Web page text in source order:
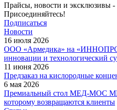
Прайсы, новости и эксклюзивы -
Присоединяйтесь!
Подписаться
Новости
16 июля 2026
ООО «Армедика» на
инновации и технологический
11 июня 2026
Предзаказ на кислородные
6 мая 2026
Премиальный стол МЕД-МОС
которому возвращаются клиенты